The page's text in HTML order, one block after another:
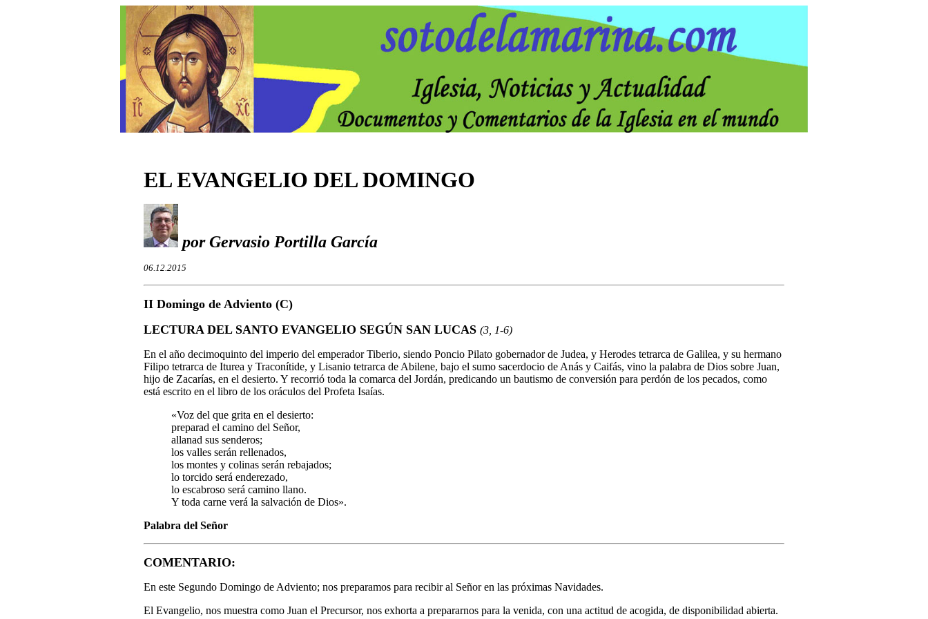
EL EVANGELIO DEL DOMINGO
por Gervasio Portilla García
06.12.2015
II Domingo de Adviento (C)
LECTURA DEL SANTO EVANGELIO SEGÚN SAN LUCAS (3, 1-6)
En el año decimoquinto del imperio del emperador Tiberio, siendo Poncio Pilato gobernador de Judea, y Herodes tetrarca de Galilea, y su hermano
Filipo tetrarca de Iturea y Traconítide, y Lisanio tetrarca de Abilene, bajo el sumo sacerdocio de Anás y Caifás, vino la palabra de Dios sobre Juan,
hijo de Zacarías, en el desierto. Y recorrió toda la comarca del Jordán, predicando un bautismo de conversión para perdón de los pecados, como
está escrito en el libro de los oráculos del Profeta Isaías.
«Voz del que grita en el desierto:
preparad el camino del Señor,
allanad sus senderos;
los valles serán rellenados,
los montes y colinas serán rebajados;
lo torcido será enderezado,
lo escabroso será camino llano.
Y toda carne verá la salvación de Dios».
Palabra del Señor
COMENTARIO:
En este Segundo Domingo de Adviento; nos preparamos para recibir al Señor en las próximas Navidades.
El Evangelio, nos muestra como Juan el Precursor, nos exhorta a prepararnos para la venida, con una actitud de acogida, de disponibilidad abierta.